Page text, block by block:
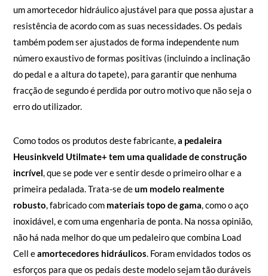
um amortecedor hidráulico ajustável para que possa ajustar a
resistência de acordo com as suas necessidades. Os pedais
também podem ser ajustados de forma independente num
número exaustivo de formas positivas (incluindo a inclinação
do pedal e a altura do tapete), para garantir que nenhuma
fracção de segundo é perdida por outro motivo que não seja o
erro do utilizador.
Como todos os produtos deste fabricante,a pedaleira
Heusinkveld Utilmate+ tem uma qualidade de construção
incrível, que se pode ver e sentir desde o primeiro olhar e a
primeira pedalada. Trata-se deum modelo realmente
robusto, fabricado com materiais topo de gama, como o aço
inoxidável, e com uma engenharia de ponta. Na nossa opinião,
não há nada melhor do que um pedaleiro que combina Load
Cell eamortecedores hidráulicos. Foram envidados todos os
esforços para que os pedais deste modelo sejam tão duráveis